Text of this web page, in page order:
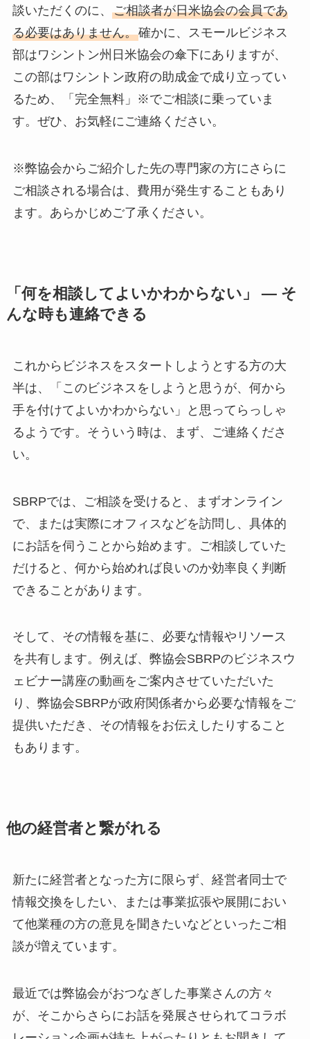
談いただくのに、 ご相談者が日米協会の会員であ
る必要はありません。確かに、スモールビジネス
部はワシントン州日米協会の傘下にありますが、
この部はワシントン政府の助成金で成り立ってい
るため、「完全無料」※でご相談に乗っていま
す。ぜひ、お気軽にご連絡ください。
※弊協会からご紹介した先の専門家の方にさらに
ご相談される場合は、費用が発生することもあり
ます。あらかじめご了承ください。
「何を相談してよいかわからない」 ― そ
んな時も連絡できる
これからビジネスをスタートしようとする方の大
半は、「このビジネスをしようと思うが、何から
手を付けてよいかわからない」と思ってらっしゃ
るようです。そういう時は、まず、ご連絡くださ
い。
SBRPでは、ご相談を受けると、まずオンライン
で、または実際にオフィスなどを訪問し、具体的
にお話を伺うことから始めます。ご相談していた
だけると、何から始めれば良いのか効率良く判断
できることがあります。
そして、その情報を基に、必要な情報やリソース
を共有します。例えば、弊協会SBRPのビジネスウ
ェビナー講座の動画をご案内させていただいた
り、弊協会SBRPが政府関係者から必要な情報をご
提供いただき、その情報をお伝えしたりすること
もあります。
他の経営者と繋がれる
新たに経営者となった方に限らず、経営者同士で
情報交換をしたい、または事業拡張や展開におい
て他業種の方の意見を聞きたいなどといったご相
談が増えています。
最近では弊協会がおつなぎした事業さんの方々
が、そこからさらにお話を発展させられてコラボ